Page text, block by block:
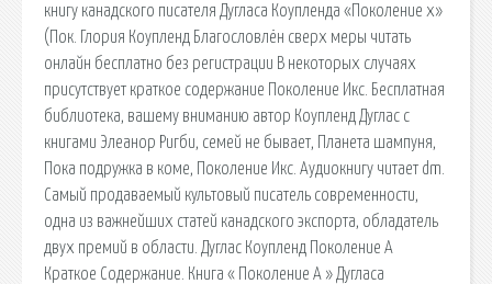
книгу канадского писателя Дугласа Коупленда «Поколение x»
(Пок. Глория Коупленд Благословлён сверх меры читать
онлайн бесплатно без регистрации В некоторых случаях
присутствует краткое содержание Поколение Икс. Бесплатная
библиотека, вашему вниманию автор Коупленд Дуглас с
книгами Элеанор Ригби, семей не бывает, Планета шампуня,
Пока подружка в коме, Поколение Икс. Аудиокнигу читает dm.
Самый продаваемый культовый писатель современности,
одна из важнейших статей канадского экспорта, обладатель
двух премий в области. Дуглас Коупленд Поколение А
Краткое Содержание. Книга « Поколение А » Дугласа